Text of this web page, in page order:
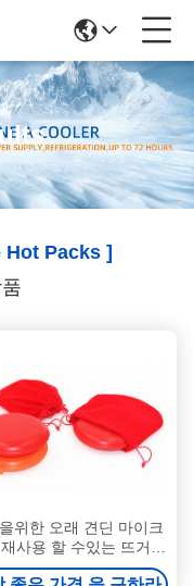
Hot Packs ]
위한 오래 견딘 마이크
사용 할 수있는 뜨거운
단한 플라스틱 원형 성분